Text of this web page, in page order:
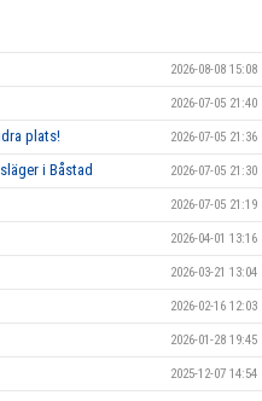
2026-08-08 15:08
2026-07-05 21:40
plats! 2026-07-05 21:36
i Båstad 2026-07-05 21:30
2026-07-05 21:19
2026-04-01 13:16
2026-03-21 13:04
2026-02-16 12:03
2026-01-28 19:45
2025-12-07 14:54